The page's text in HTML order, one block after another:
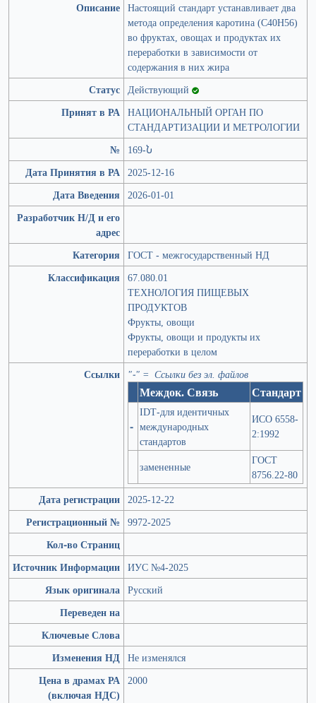
Описание Настоящий стандарт устанавливает два
метода определения каротина (С40Н56)
во фруктах, овощах и продуктах их
переработки в зависимости от
содержания в них жира
Статус Действующий
Принят в РА НАЦИОНАЛЬНЫЙ ОРГАН ПО
СТАНДАРТИЗАЦИИ И МЕТРОЛОГИИ
№
169-Ն
Дата Принятия в РА 2025-12-16
Дата Введения
2026-01-01
Разработчик Н/Д и его
адрес
Категория
ГОСТ - межгосударственный НД
Классификация
67.080.01
ТЕХНОЛОГИЯ ПИЩЕВЫХ
ПРОДУКТОВ
Фрукты, овощи
Фрукты, овощи и продукты их
переработки в целом
Ссылки
"-" = Ссылки без эл. файлов
Междок. Связь Стандарт
-
IDT-для идентичных
международных
стандартов
ИСО 6558-
2:1992
замененные
ГОСТ
8756.22-80
Дата регистрации 2025-12-22
Регистрационный №
9972-2025
Кол-во Страниц
Источник Информации ИУС №4-2025
Язык оригинала Русский
Переведен на
Ключевые Слова
Изменения НД Не изменялся
Цена в драмах РА
(включая НДС)
2000